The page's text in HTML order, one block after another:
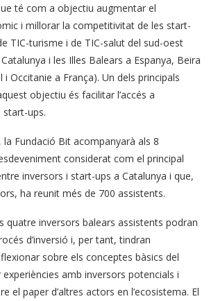
té com a objectiu augmentar el
i millorar la competitivitat de les start-
TIC-turisme i de TIC-salut del sud-oest
i les Illes Balears a Espanya, Beira
Occitanie a França). Un dels principals
objectiu és facilitar l’accés a
ups.
Fundació Bit acompanyarà als 8
considerat com el principal
inversors i start-ups a Catalunya i que,
ha reunit més de 700 assistents.
quatre inversors balears assistents podran
d’inversió i, per tant, tindran
sobre els conceptes bàsics del
amb inversors potencials i
el paper d’altres actors en l’ecosistema. El